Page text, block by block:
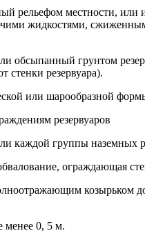
рельефом местности,
жидкостями,
обсыпанный грунтом
стенки резервуара).
или шарообразной
резервуаров
каждой группы наземных
ограждающая
козырьком
менее 0, 5 м.